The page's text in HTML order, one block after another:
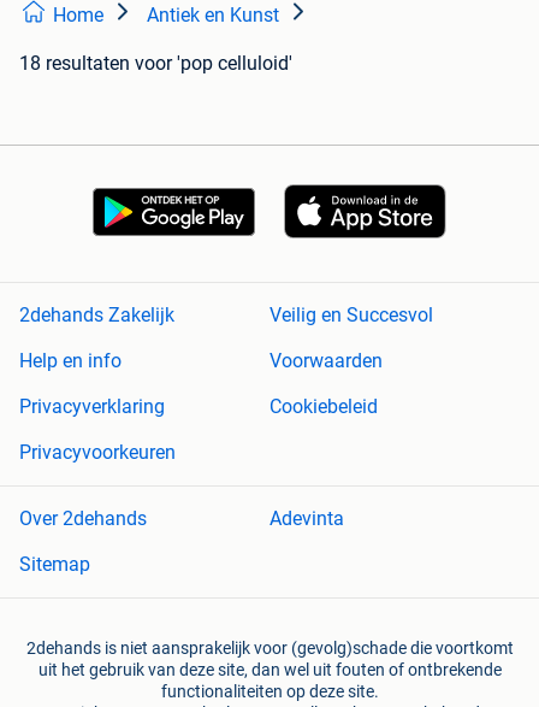
Home Antiek en Kunst
18 resultaten voor 'pop celluloid'
2dehands Zakelijk
Veilig en Succesvol
Help en info
Voorwaarden
Privacyverklaring
Cookiebeleid
Privacyvoorkeuren
Over 2dehands
Adevinta
Sitemap
2dehands is niet aansprakelijk voor (gevolg)schade die voortkomt
uit het gebruik van deze site, dan wel uit fouten of ontbrekende
functionaliteiten op deze site.